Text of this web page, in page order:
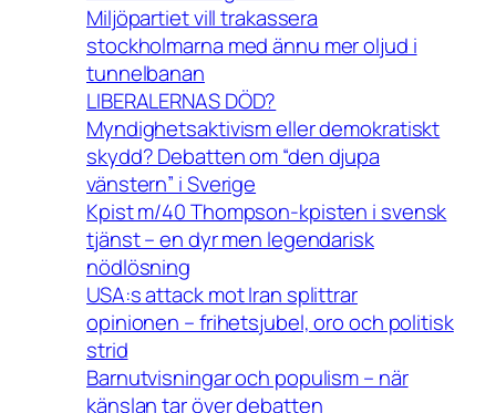
Miljöpartiet vill trakassera
stockholmarna med ännu mer oljud i
tunnelbanan
LIBERALERNAS DÖD?
Myndighetsaktivism eller demokratiskt
skydd? Debatten om “den djupa
vänstern” i Sverige
Kpist m/40 Thompson-kpisten i svensk
tjänst – en dyr men legendarisk
nödlösning
USA:s attack mot Iran splittrar
opinionen – frihetsjubel, oro och politisk
strid
Barnutvisningar och populism – när
känslan tar över debatten